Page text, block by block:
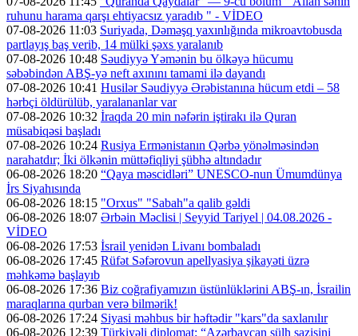
ruhunu harama qarşı ehtiyacsız yaradıb " - VİDEO
07-08-2026 11:03 Suriyada, Dəməşq yaxınlığında mikroavtobusda
partlayış baş verib, 14 mülki şəxs yaralanıb
07-08-2026 10:48 Səudiyyə Yəmənin bu ölkəyə hücumu
səbəbindən ABŞ-yə neft axınını tamami ilə dayandı
07-08-2026 10:41 Husilər Səudiyyə Ərəbistanına hücum etdi – 58
hərbçi öldürülüb, yaralananlar var
07-08-2026 10:32 İraqda 20 min nəfərin iştirakı ilə Quran
müsabiqəsi başladı
07-08-2026 10:24 Rusiya Ermənistanın Qərbə yönəlməsindən
narahatdır; İki ölkənin müttəfiqliyi şübhə altındadır
06-08-2026 18:20 “Qaya məscidləri” UNESCO-nun Ümumdünya
İrs Siyahısında
06-08-2026 18:15 "Orxus" "Sabah"a qalib gəldi
06-08-2026 18:07 Ərbəin Məclisi | Seyyid Tariyel | 04.08.2026 -
VİDEO
06-08-2026 17:53 İsrail yenidən Livanı bombaladı
06-08-2026 17:45 Rüfət Səfərovun apellyasiya şikayəti üzrə
məhkəmə başlayıb
06-08-2026 17:36 Biz coğrafiyamızın üstünlüklərini ABŞ-ın, İsrailin
maraqlarına qurban verə bilmərik!
06-08-2026 17:24 Siyasi məhbus bir həftədir "kars"da saxlanılır
06-08-2026 12:39 Türkiyəli diplomat: “Azərbaycan sülh sazişini